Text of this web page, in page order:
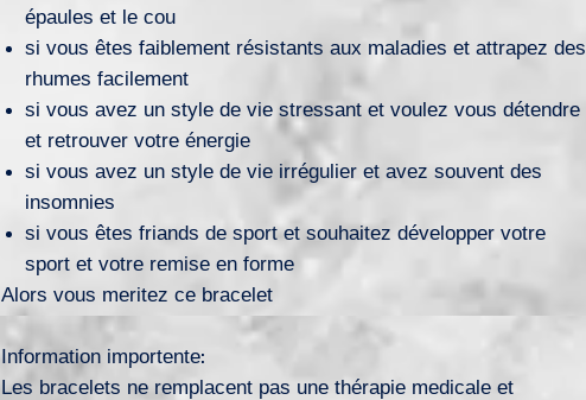
épaules et le cou
si vous êtes faiblement résistants aux maladies et attrapez des
rhumes facilement
si vous avez un style de vie stressant et voulez vous détendre
et retrouver votre énergie
si vous avez un style de vie irrégulier et avez souvent des
insomnies
si vous êtes friands de sport et souhaitez développer votre
sport et votre remise en forme
Alors vous meritez ce bracelet
Information importente:
Les bracelets ne remplacent pas une thérapie medicale et